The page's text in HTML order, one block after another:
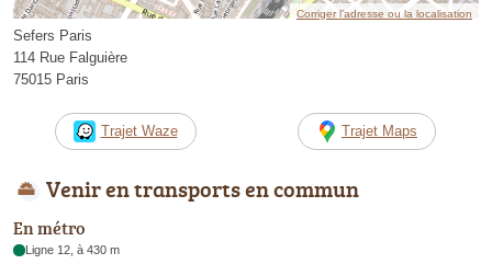
Corriger l’adresse ou la localisation
Sefers Paris
114 Rue Falguière
75015 Paris
Trajet Waze Trajet Maps
Venir en transports en commun
En métro
Ligne 12, à 430 m